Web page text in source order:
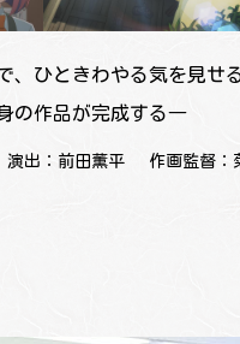
、ひときわやる気を見せ
の作品が完成する―
演出：前田薫平 作画監督：